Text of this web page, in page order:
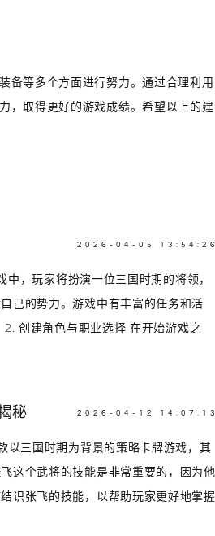
备等多个方面进行努力。通过合理利用
，取得更好的游戏成绩。希望以上的建
2026-04-05 13:54:26
，玩家将扮演一位三国时期的将领，
己的势力。游戏中有丰富的任务和活
创建角色与职业选择 在开始游戏之
秘 2026-04-12 14:07:13
以三国时期为背景的策略卡牌游戏，其
这个武将的技能是非常重要的，因为他
识张飞的技能，以帮助玩家更好地掌握